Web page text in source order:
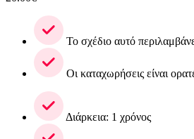
Το σχέδιο αυτό
Οι καταχωρήσεις είναι
Διάρκεια: 1 χρόνος